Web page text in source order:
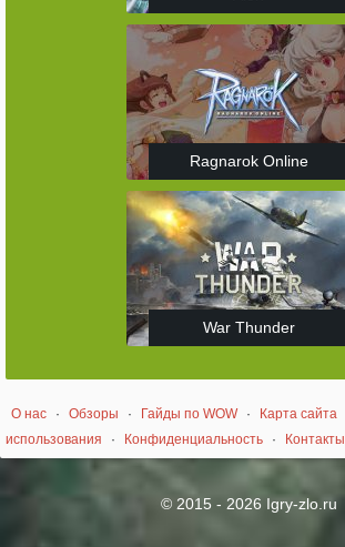
Ragnarok Online
War Thunder
О нас · Обзоры · Гайды по WOW · Карта сайта
использования
· Конфиденциальность · Контакты
© 2015 - 2026 Igry-zlo.ru